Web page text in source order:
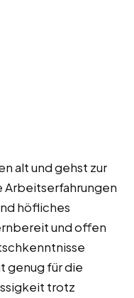
alt und gehst zur
Arbeitserfahrungen
höfliches
und offen
genug für die
trotz